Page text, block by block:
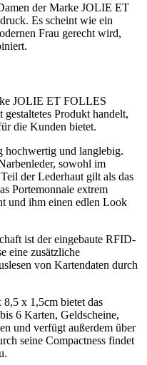
der Marke JOLIE ET
Es scheint wie ein
Frau gerecht wird,
JOLIE ET FOLLES
Produkt handelt,
die Kunden bietet.
hochwertig und langlebig.
sowohl im
der Lederhaut gilt als das
Portemonnaie extrem
und ihm einen edlen Look
ist der eingebaute RFID-
eine zusätzliche
von Kartendaten durch
x 1,5cm bietet das
6 Karten, Geldscheine,
und verfügt außerdem über
seine Compactness findet